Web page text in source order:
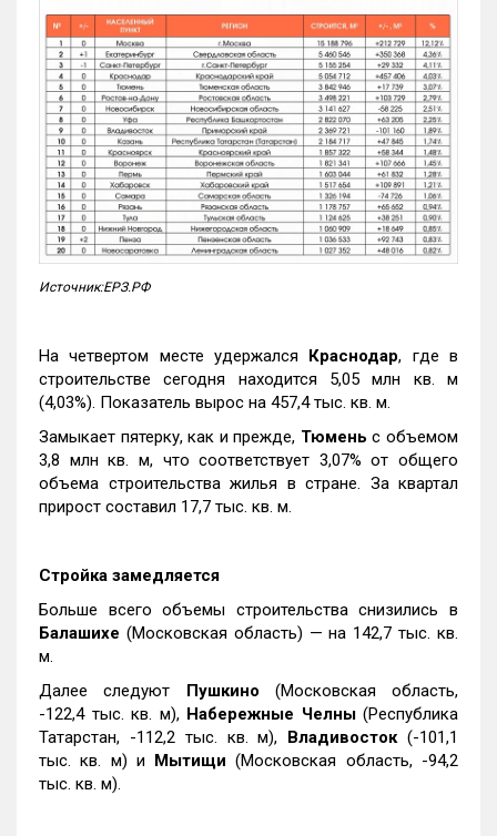
Источник:ЕРЗ.РФ
На четвертом месте удержался Краснодар, где в
строительстве сегодня находится 5,05 млн кв. м
(4,03%). Показатель вырос на 457,4 тыс. кв. м.
Замыкает пятерку, как и прежде, Тюмень с объемом
3,8 млн кв. м, что соответствует 3,07% от общего
объема строительства жилья в стране. За квартал
прирост составил 17,7 тыс. кв. м.
Стройка замедляется
Больше всего объемы строительства снизились в
Балашихе (Московская область) — на 142,7 тыс. кв.
м.
Далее следуют Пушкино (Московская область,
-122,4 тыс. кв. м), Набережные Челны(Республика
Татарстан, -112,2 тыс. кв. м), Владивосток(-101,1
тыс. кв. м) и Мытищи (Московская область, -94,2
тыс. кв. м).